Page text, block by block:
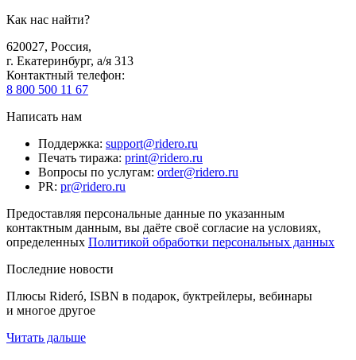
Как нас найти?
620027, Россия,
г. Екатеринбург, а/я 313
Контактный телефон:
8 800 500 11 67
Написать нам
Поддержка: support@ridero.ru
Печать тиража: print@ridero.ru
Вопросы по услугам: order@ridero.ru
PR: pr@ridero.ru
Предоставляя персональные данные по указанным
контактным данным, вы даёте своё согласие на условиях,
определенных Политикой обработки персональных данных
Последние новости
Плюсы Rideró, ISBN в подарок, буктрейлеры, вебинары
и многое другое
Читать дальше